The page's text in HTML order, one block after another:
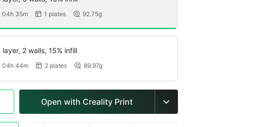
04h 35m  1 plates  92.75g
layer, 2 walls, 15% infill
04h 44m  2 plates  89.97g
Open with Creality Print 